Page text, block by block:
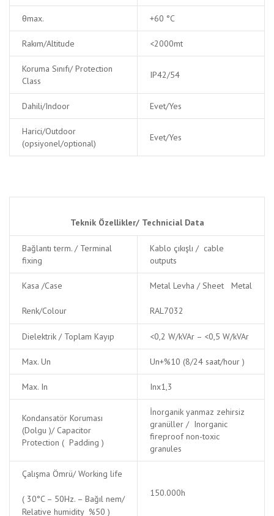
θmax. +60 °C
Rakım/Altitude <2000mt
Koruma Sınıfı/ Protection
Class
IP42/54
Dahili/Indoor Evet/Yes
Harici/Outdoor
(opsiyonel/optional)
Evet/Yes
Teknik Özellikler/ Technicial Data
Bağlantı term. / Terminal
fixing
Kablo çıkışlı / cable
outputs
Kasa /Case
Renk/Colour
Metal Levha / Sheet Metal
RAL7032
Dielektrik / Toplam Kayıp <0,2 W/kVAr – <0,5 W/kVAr
Max. Un Un+%10 (8/24 saat/hour )
Max. In Inx1,3
Kondansatör Koruması
(Dolgu )/ Capacitor
Protection ( Padding )
İnorganik yanmaz zehirsiz
granüller / Inorganic
fireproof non-toxic
granules
Çalışma Ömrü/ Working life
( 30°C – 50Hz. – Bağıl nem/
Relative humidity %50 )
150.000h